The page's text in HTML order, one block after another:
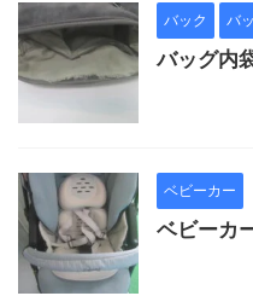
バック バ
バッグ内
ベビーカー
ベビーカ